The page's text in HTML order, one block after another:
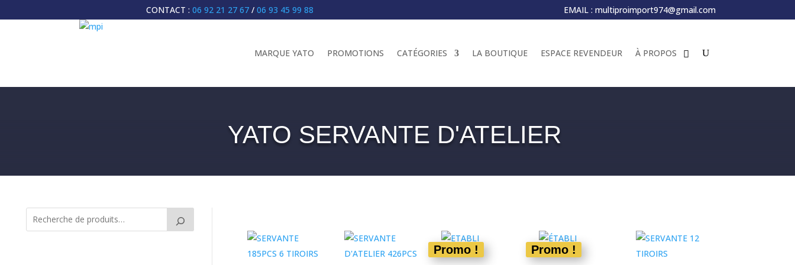
CONTACT : 06 92 21 27 67/ 06 93 45 99 88 EMAIL : multiproimport974@gmail.com
MARQUE YATO PROMOTIONS CATÉGORIES LA BOUTIQUE ESPACE REVENDEUR À PROPOS
YATO SERVANTE D'ATELIER
Promo ! Promo !